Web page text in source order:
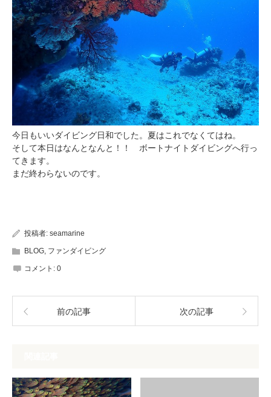
今日もいいダイビング日和でした。夏はこれでなくてはね。
そして本日はなんとなんと！！ ボートナイトダイビングへ行っ
てきます。
まだ終わらないのです。
投稿者: seamarine
BLOG, ファンダイビング
コメント: 0
前の記事 次の記事